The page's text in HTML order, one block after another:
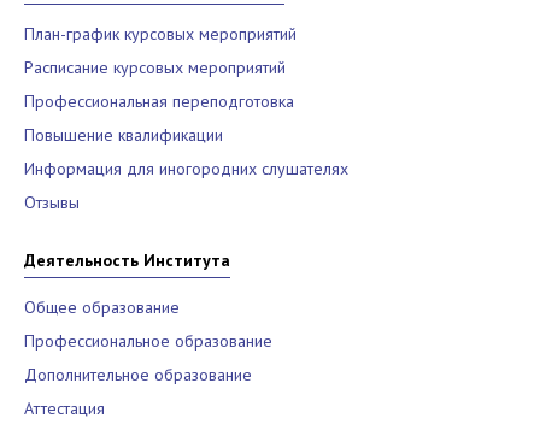
План-график курсовых мероприятий
Расписание курсовых мероприятий
Профессиональная переподготовка
Повышение квалификации
Информация для иногородних слушателях
Отзывы
Деятельность Института
Общее образование
Профессиональное образование
Дополнительное образование
Аттестация